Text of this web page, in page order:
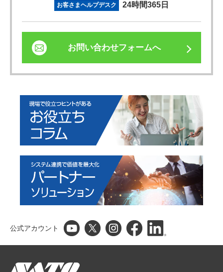
お客さまヘルプデスク 24時間365日
お問い合わせフォームへ
公式アカウント